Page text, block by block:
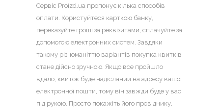
Сервіс Proizd.ua пропонує кілька способів
оплати. Користуйтеся карткою банку,
переказуйте гроші за реквізитами, сплачуйте за
допомогою електронних систем. Завдяки
такому різноманіттю варіантів покупка квитків
стане дійсно зручною. Якщо все пройшло
вдало, квиток буде надісланий на адресу вашої
електронної пошти, тому він завжди буде у вас
під рукою. Просто покажіть його провіднику,